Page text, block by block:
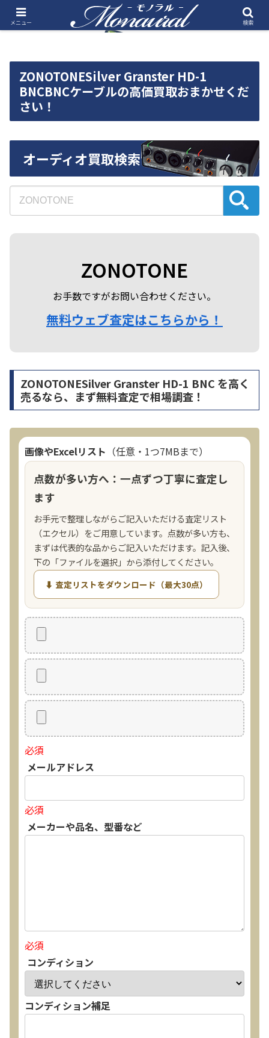
ZONOTONESilver Granster HD-1
BNCBNCケーブルの高価買取おまかせくだ
さい！
オーディオ買取検索
ZONOTONE
お手数ですがお問い合わせください。
無料ウェブ査定はこちらから！
ZONOTONESilver Granster HD-1 BNC を高く
売るなら、まず無料査定で相場調査！
画像やExcelリスト （任意・1つ7MBまで）
点数が多い方へ：一点ずつ丁寧に査定し
ます
お手元で整理しながらご記入いただける査定リスト
（エクセル）をご用意しています。点数が多い方も、
まずは代表的な品からご記入いただけます。記入後、
下の「ファイルを選択」から添付してください。
⬇ 査定リストをダウンロード（最大30点）
必須
メールアドレス
必須
メーカーや品名、型番など
必須
コンディション
コンディション補足
メニュー 検索